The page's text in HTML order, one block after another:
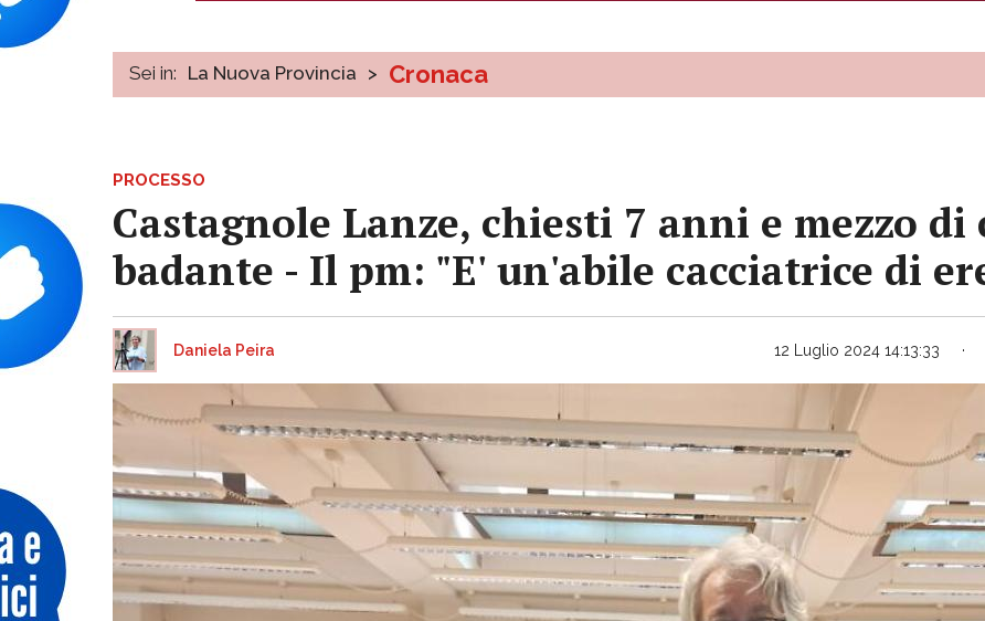
Sei in: La Nuova Provincia > Cronaca
PROCESSO
Castagnole Lanze, chiesti 7 anni e mezzo
badante - Il pm: "E' un'abile cacciatrice di
Daniela Peira 12 Luglio 2024 14:13:33